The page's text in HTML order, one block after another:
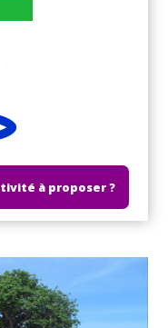
à proposer ?